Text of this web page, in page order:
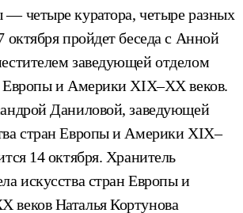
четыре куратора, четыре разных
пройдет беседа с Анной
заведующей отделом
Европы и Америки XIX–XX веков.
Даниловой, заведующей
стран Европы и Америки XIX–
14 октября. Хранитель
искусства стран Европы и
веков Наталья Кортунова